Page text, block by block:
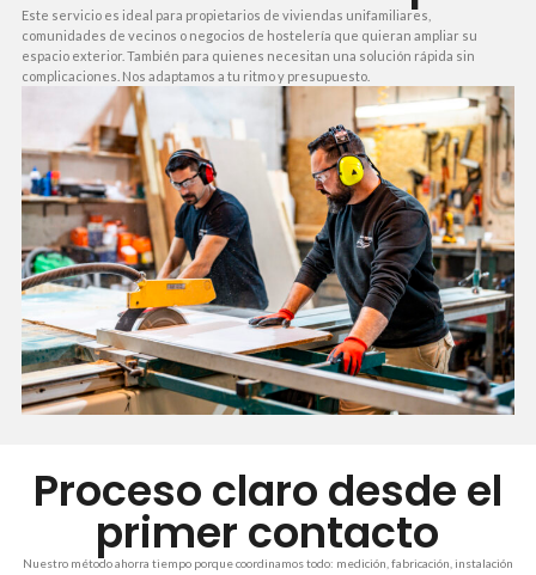
Este servicio es ideal para propietarios de viviendas unifamiliares,
comunidades de vecinos o negocios de hostelería que quieran ampliar su
espacio exterior. También para quienes necesitan una solución rápida sin
complicaciones. Nos adaptamos a tu ritmo y presupuesto.
Proceso claro desde el
primer contacto
Nuestro método ahorra tiempo porque coordinamos todo: medición, fabricación, instalación